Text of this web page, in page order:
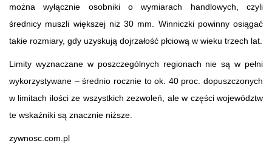
można wyłącznie osobniki o wymiarach handlowych, czyli
średnicy muszli większej niż 30 mm. Winniczki powinny osiągać
takie rozmiary, gdy uzyskują dojrzałość płciową w wieku trzech lat.
Limity wyznaczane w poszczególnych regionach nie są w pełni
wykorzystywane – średnio rocznie to ok. 40 proc. dopuszczonych
w limitach ilości ze wszystkich zezwoleń, ale w części województw
te wskaźniki są znacznie niższe.
zywnosc.com.pl